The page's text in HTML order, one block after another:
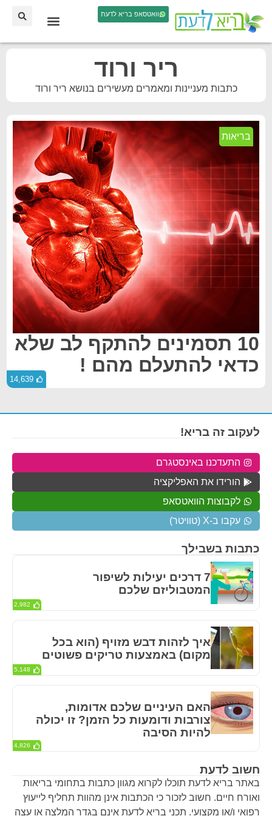
וואטסאפ בריא לדעת
ריר ורוד
כתבות מעניינות ומאמרים מעשירים בנושא ריר ורוד
בריאות
10 תסמינים להתקף לב שלא
כדאי להתעלם מהם !
14,639
חשוב לדעת
באתר בריא לדעת תוכלו לקרוא מגוון כתבות בתחומי בריאות
ואורח חיים. חשוב לזכור כי הכתבות אינן מהוות תחליף לייעוץ
רפואי ו/או מקצועי. תכני בריא לדעת אינם בגדר המלצה או עצה
כתבות בשבילך
7 דרכים יעילות לשיפור
המטבוליזם שלכם
2,982
איך לזהות דבש מזויף (הוא בכל
מקום) באמצעות טריקים פשוטים
5,148
האם העיניים שלכם אדומות,
צורבות ודומעות כל הזמן? זו יכולה
להיות הסיבה
4,826
לעקוב זה בריא!
התעדכנו באינסטגרם
הורידו את האפליקציה
לקבוצות הוואטסאפ
עקבו ב-X (טוויטר)